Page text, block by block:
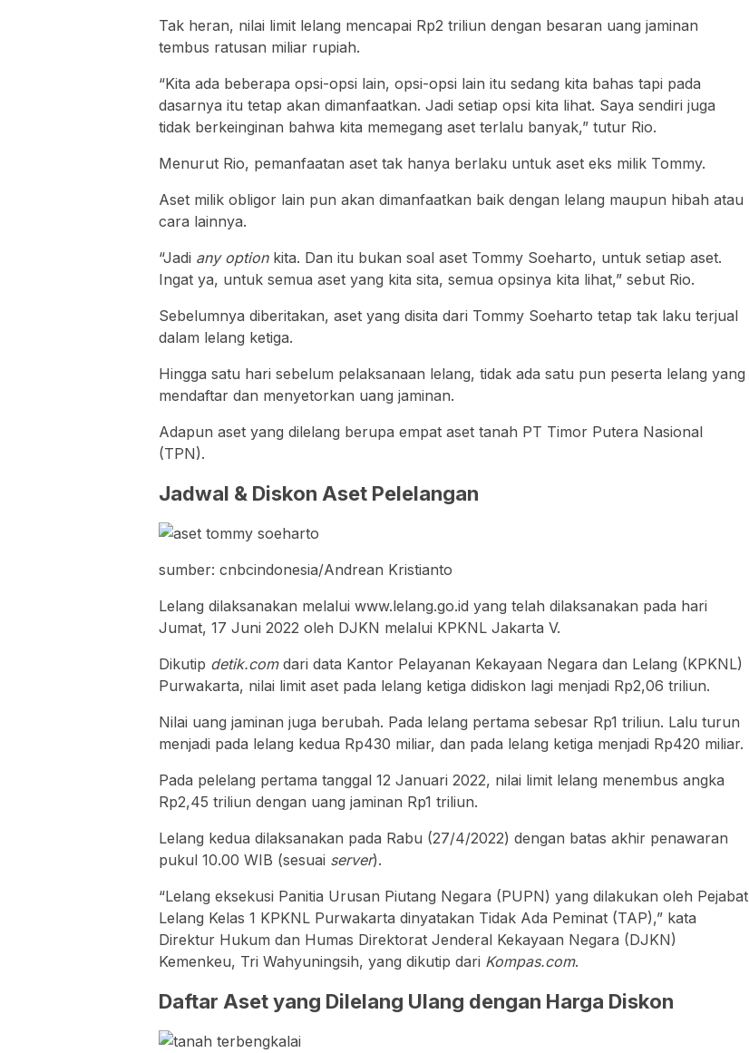
Tak heran, nilai limit lelang mencapai Rp2 triliun dengan besaran uang jaminan
tembus ratusan miliar rupiah.
“Kita ada beberapa opsi-opsi lain, opsi-opsi lain itu sedang kita bahas tapi pada
dasarnya itu tetap akan dimanfaatkan. Jadi setiap opsi kita lihat. Saya sendiri juga
tidak berkeinginan bahwa kita memegang aset terlalu banyak,” tutur Rio.
Menurut Rio, pemanfaatan aset tak hanya berlaku untuk aset eks milik Tommy.
Aset milik obligor lain pun akan dimanfaatkan baik dengan lelang maupun hibah atau
cara lainnya.
“Jadi any optionkita. Dan itu bukan soal aset Tommy Soeharto, untuk setiap aset.
Ingat ya, untuk semua aset yang kita sita, semua opsinya kita lihat,” sebut Rio.
Sebelumnya diberitakan, aset yang disita dari Tommy Soeharto tetap tak laku terjual
dalam lelang ketiga.
Hingga satu hari sebelum pelaksanaan lelang, tidak ada satu pun peserta lelang yang
mendaftar dan menyetorkan uang jaminan.
Adapun aset yang dilelang berupa empat aset tanah PT Timor Putera Nasional
(TPN).
Jadwal & Diskon Aset Pelelangan
sumber: cnbcindonesia/Andrean Kristianto
Lelang dilaksanakan melalui www.lelang.go.id yang telah dilaksanakan pada hari
Jumat, 17 Juni 2022 oleh DJKN melalui KPKNL Jakarta V.
Dikutip detik.comdari data Kantor Pelayanan Kekayaan Negara dan Lelang (KPKNL)
Purwakarta, nilai limit aset pada lelang ketiga didiskon lagi menjadi Rp2,06 triliun.
Nilai uang jaminan juga berubah. Pada lelang pertama sebesar Rp1 triliun. Lalu turun
menjadi pada lelang kedua Rp430 miliar, dan pada lelang ketiga menjadi Rp420 miliar.
Pada pelelang pertama tanggal 12 Januari 2022, nilai limit lelang menembus angka
Rp2,45 triliun dengan uang jaminan Rp1 triliun.
Lelang kedua dilaksanakan pada Rabu (27/4/2022) dengan batas akhir penawaran
pukul 10.00 WIB (sesuai server).
“Lelang eksekusi Panitia Urusan Piutang Negara (PUPN) yang dilakukan oleh Pejabat
Lelang Kelas 1 KPKNL Purwakarta dinyatakan Tidak Ada Peminat (TAP),” kata
Direktur Hukum dan Humas Direktorat Jenderal Kekayaan Negara (DJKN)
Kemenkeu, Tri Wahyuningsih, yang dikutip dari Kompas.com.
Daftar Aset yang Dilelang Ulang dengan Harga Diskon